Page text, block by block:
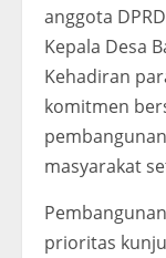
anggota
Kepala Desa
Kehadiran
komitmen
masyarakat
prioritas